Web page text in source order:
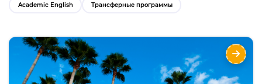
Academic English Трансферные программы
University of South Florida
Описание
Курсы
Языки
Направления